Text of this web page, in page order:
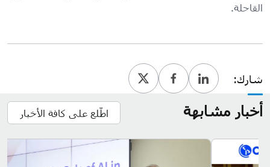
القاحلة.
شارك:
أخبار مشابهة اطّلع على كافة الأخبار